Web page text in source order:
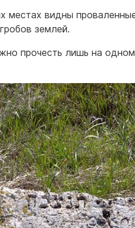
местах видны
землей.
прочесть лишь на